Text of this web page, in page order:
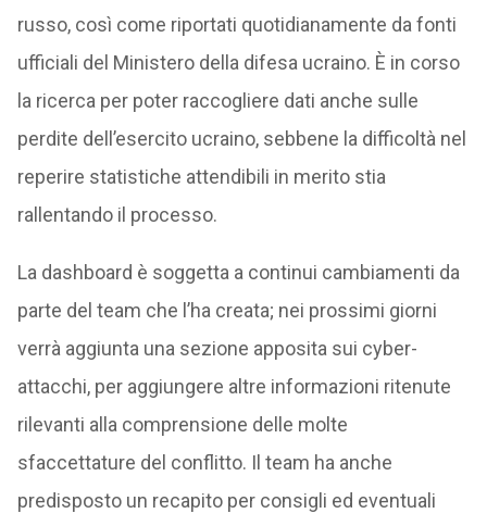
russo, così come riportati quotidianamente da fonti
ufficiali del Ministero della difesa ucraino. È in corso
la ricerca per poter raccogliere dati anche sulle
perdite dell’esercito ucraino, sebbene la difficoltà nel
reperire statistiche attendibili in merito stia
rallentando il processo.
La dashboard è soggetta a continui cambiamenti da
parte del team che l’ha creata; nei prossimi giorni
verrà aggiunta una sezione apposita sui cyber-
attacchi, per aggiungere altre informazioni ritenute
rilevanti alla comprensione delle molte
sfaccettature del conflitto. Il team ha anche
predisposto un recapito per consigli ed eventuali